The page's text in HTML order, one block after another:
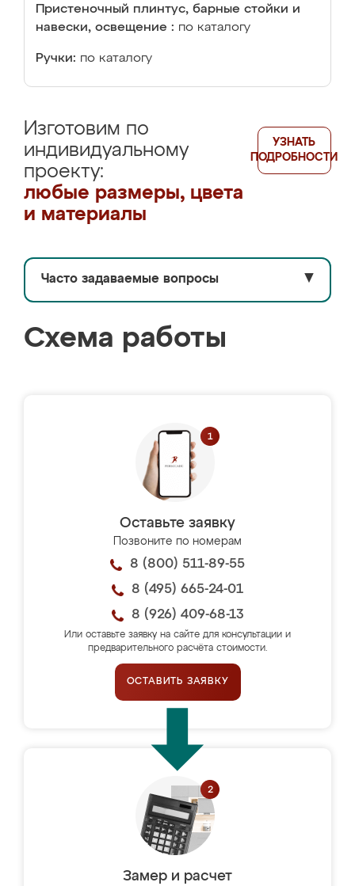
Пристеночный плинтус, барные стойки и
навески, освещение : по каталогу
Ручки: по каталогу
Изготовим по
индивидуальному
проекту:
любые размеры, цвета
и материалы
УЗНАТЬ
ПОДРОБНОСТИ
Часто задаваемые вопросы ▼
Схема работы
Оставьте заявку
Позвоните по номерам
8 (800) 511-89-55
8 (495) 665-24-01
8 (926) 409-68-13
Или оставьте заявку на сайте для консультации и
предварительного расчёта стоимости.
ОСТАВИТЬ ЗАЯВКУ
Замер и расчет